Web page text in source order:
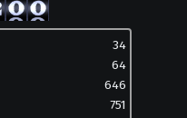
34
64
646
751